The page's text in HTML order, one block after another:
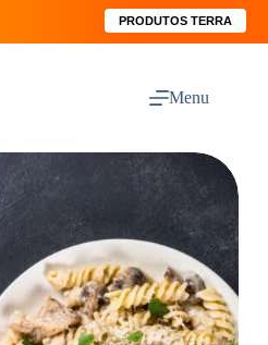
PRODUTOS TERRA
Menu